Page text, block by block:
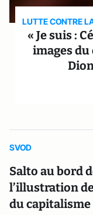
LUTTE CONTRE
« Je suis :
images
SVOD
Salto au bord
l’illustration
du